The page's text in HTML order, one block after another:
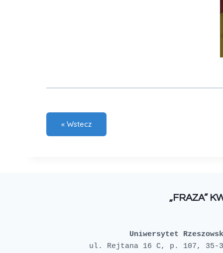
„FRAZA”
Uniwersytet